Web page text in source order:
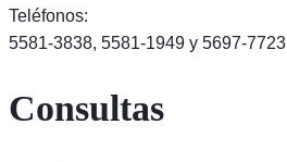
Teléfonos:
5581-3838, 5581-1949 y 5697-7723
Consultas